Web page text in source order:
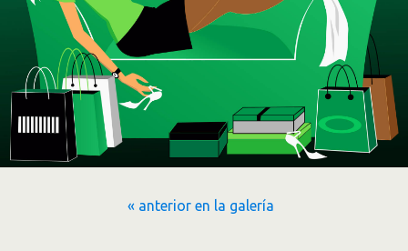
« anterior en la galería